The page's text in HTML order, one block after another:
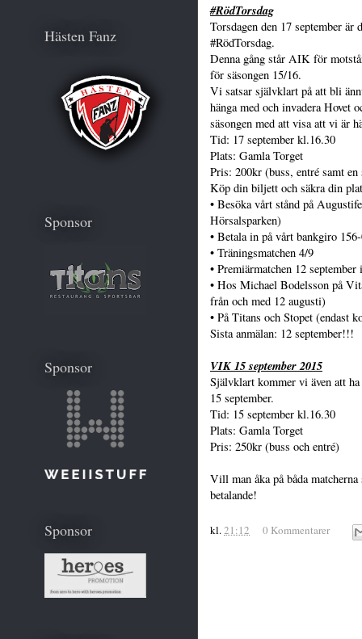
#RödTorsdag
Torsdagen den 17 september
#RödTorsdag.
Denna gång står AIK för
för säsongen 15/16.
Vi satsar självklart på att bli
hänga med och invadera Hovet
säsongen med att visa att vi är
Tid: 17 september kl.16.30
Plats: Gamla Torget
Pris: 200kr (buss, entré samt
Köp din biljett och säkra din
• Besöka vårt stånd på
Hörsalsparken)
• Betala in på vårt bankgiro
• Träningsmatchen 4/9
• Premiärmatchen 12
• Hos Michael Bodelsson på
från och med 12 augusti)
• På Titans och Stopet (endast
Sista anmälan: 12 september!!!
VIK 15 september 2015
Självklart kommer vi även att
15 september.
Tid: 15 september kl.16.30
Plats: Gamla Torget
Pris: 250kr (buss och entré)
Vill man åka på båda
betalande!
kl.21:12 0 Kommentarer
Hästen Fanz
Sponsor
Sponsor
Sponsor